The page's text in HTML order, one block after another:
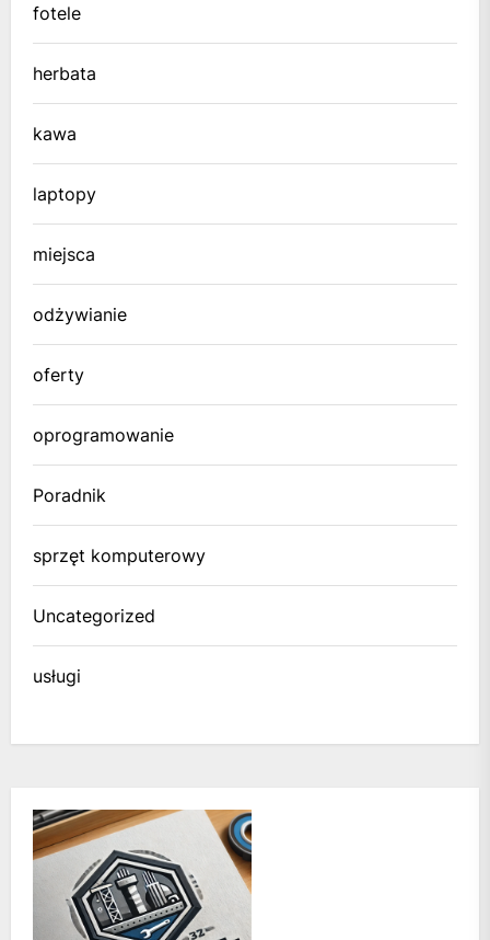
fotele
herbata
kawa
laptopy
miejsca
odżywianie
oferty
oprogramowanie
Poradnik
sprzęt komputerowy
Uncategorized
usługi